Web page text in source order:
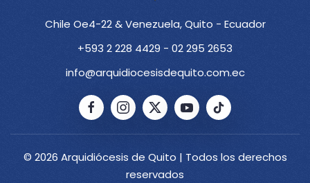
Chile Oe4-22 & Venezuela, Quito - Ecuador
+593 2 228 4429 - 02 295 2653
info@arquidiocesisdequito.com.ec
© 2026 Arquidiócesis de Quito | Todos los derechos
reservados